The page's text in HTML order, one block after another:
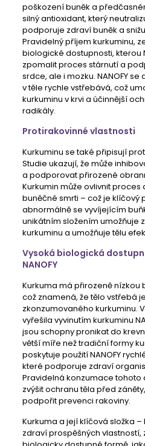
poškození buněk a
silný antioxidant, který
podporuje zdraví buněk a
Pravidelný příjem kurkuminu,
biologické dostupnosti, kterou
zpomalit proces stárnutí a
srdce, ale i mozku. NANOFY
v těle rychle vstřebává, což
kurkuminu v krvi a účinnější
radikály.
Protirakovinné vlastnosti
Kurkuminu se také připisují
Studie ukazují, že může
a podporovat přirozené
Kurkumin může ovlivnit
buněčné smrti – což je klíčový
abnormálně se vyvíjejícím
unikátním složením umožňuje
kurkuminu a umožňuje tělu
Vysoká biologická
NANOFY
Kurkuma má přirozeně nízkou
což znamená, že tělo vstřebá
zkonzumovaného kurkuminu.
vyřešila vyvinutím kurkuminu
jsou schopny pronikat do
větší míře než tradiční formy
poskytuje použití NANOFY
které podporuje zdraví
Pravidelná konzumace tohoto
zvýšit ochranu těla před
podpořit prevenci rakoviny.
Kurkuma a její klíčová složka
zdraví prospěšných